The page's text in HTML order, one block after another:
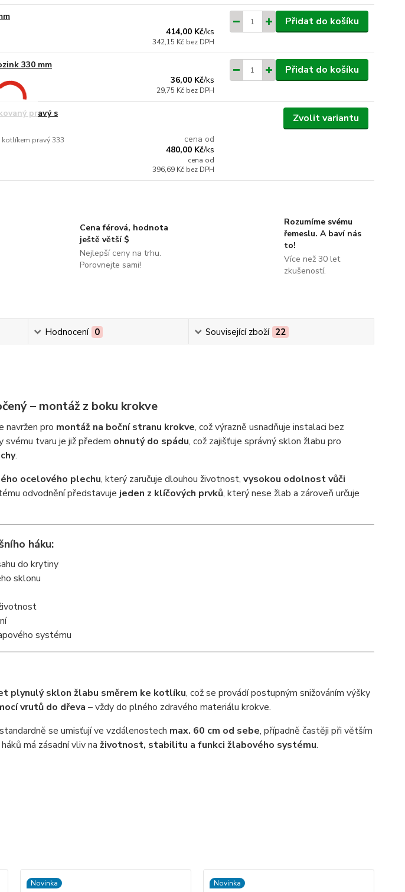
414,00 Kč/ks
342,15 Kč bez DPH
Přidat do košíku
330 mm
36,00 Kč/ks
29,75 Kč bez DPH
Přidat do košíku
pravý s
pravý 333
cena od
480,00 Kč/ks
cena od
396,69 Kč bez DPH
Zvolit variantu
Cena férová, hodnota
ještě větší $
Nejlepší ceny na trhu.
Porovnejte sami!
Rozumíme svému
řemeslu. A baví nás
to!
Více než 30 let
zkušeností.
Hodnocení 0 Související zboží 22
– montáž z boku krokve
navržen pro montáž na boční stranu krokve, což výrazně usnadňuje instalaci bez
tvaru je již předem ohnutý do spádu, což zajišťuje správný sklon žlabu pro
.
ocelového plechu, který zaručuje dlouhou životnost, vysokou odolnost vůči
odvodnění představuje jeden z klíčových prvků, který nese žlab a zároveň určuje
háku:
do krytiny
sklonu
systému
plynulý sklon žlabu směrem ke kotlíku, což se provádí postupným snižováním výšky
vrutů do dřeva – vždy do plného zdravého materiálu krokve.
se umisťují ve vzdálenostech max. 60 cm od sebe, případně častěji při větším
má zásadní vliv na životnost, stabilitu a funkci žlabového systému.
Novinka Novinka